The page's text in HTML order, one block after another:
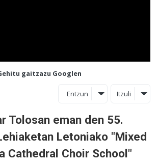
gaitzazu Googlen
Entzun Itzuli
Tolosan eman den 55.
Letoniako "Mixed
Cathedral Choir School"